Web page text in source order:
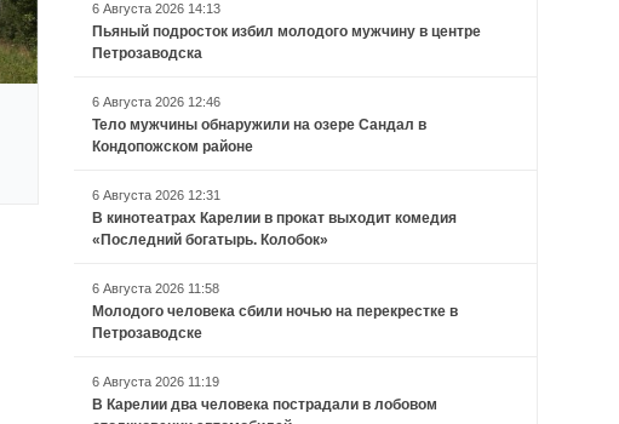
6 Августа 2026 14:13
Пьяный подросток избил молодого мужчину в центре
Петрозаводска
6 Августа 2026 12:46
Тело мужчины обнаружили на озере Сандал в
Кондопожском районе
6 Августа 2026 12:31
В кинотеатрах Карелии в прокат выходит комедия
«Последний богатырь. Колобок»
6 Августа 2026 11:58
Молодого человека сбили ночью на перекрестке в
Петрозаводске
6 Августа 2026 11:19
В Карелии два человека пострадали в лобовом